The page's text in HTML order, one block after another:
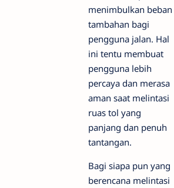
menimbulkan beban
tambahan bagi
pengguna jalan. Hal
ini tentu membuat
pengguna lebih
percaya dan merasa
aman saat melintasi
ruas tol yang
panjang dan penuh
tantangan.
Bagi siapa pun yang
berencana melintasi